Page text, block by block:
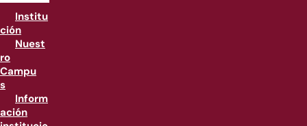
Institu
ción
Nuest
ro
Campu
s
Inform
ación